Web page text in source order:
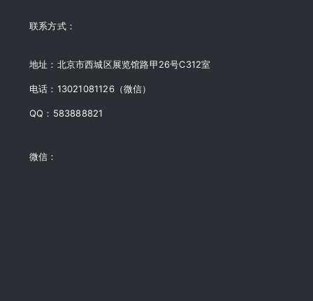
联系方式：
地址：北京市西城区展览馆路甲26号C312室
电话：13021081126（微信）
QQ：583888821
微信：